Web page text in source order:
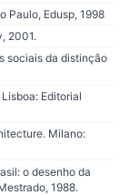
Paulo, Edusp, 1998
2001.
sociais da distinção
Editorial
Milano:
o desenho da
1988.